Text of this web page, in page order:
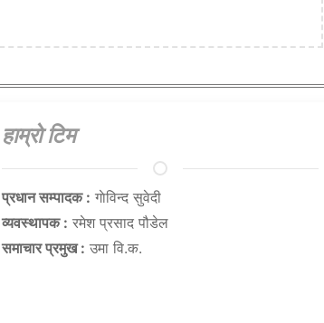
हाम्राे टिम
प्रधान सम्पादक : गाेविन्द सुवेदी
व्यवस्थापक : रमेश प्रसाद पौडेल
समाचार प्रमुख : उमा वि.क.